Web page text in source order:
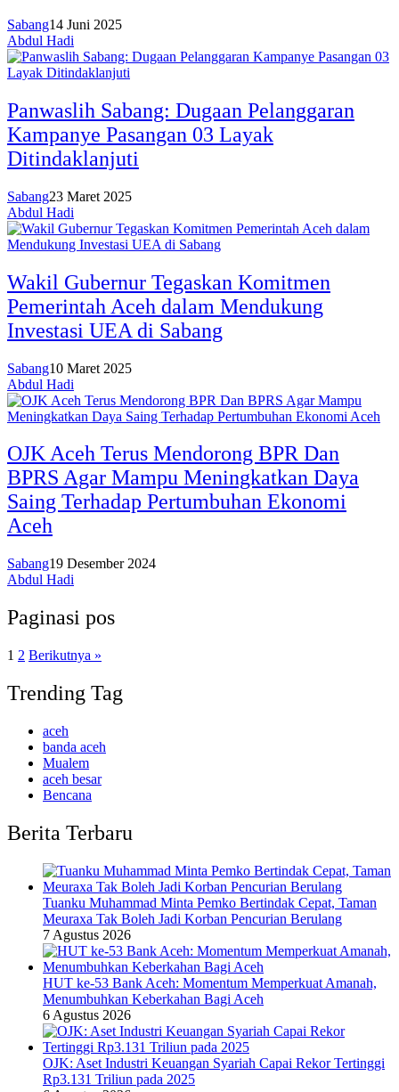
Sabang14 Juni 2025
Abdul Hadi
Panwaslih Sabang: Dugaan Pelanggaran
Kampanye Pasangan 03 Layak
Ditindaklanjuti
Sabang23 Maret 2025
Abdul Hadi
Wakil Gubernur Tegaskan Komitmen
Pemerintah Aceh dalam Mendukung
Investasi UEA di Sabang
Sabang10 Maret 2025
Abdul Hadi
OJK Aceh Terus Mendorong BPR Dan
BPRS Agar Mampu Meningkatkan Daya
Saing Terhadap Pertumbuhan Ekonomi
Aceh
Sabang19 Desember 2024
Abdul Hadi
Paginasi pos
1 2 Berikutnya »
Trending Tag
aceh
banda aceh
Mualem
aceh besar
Bencana
Berita Terbaru
Tuanku Muhammad Minta Pemko Bertindak Cepat, Taman
Meuraxa Tak Boleh Jadi Korban Pencurian Berulang
7 Agustus 2026
HUT ke-53 Bank Aceh: Momentum Memperkuat Amanah,
Menumbuhkan Keberkahan Bagi Aceh
6 Agustus 2026
OJK: Aset Industri Keuangan Syariah Capai Rekor Tertinggi
Rp3.131 Triliun pada 2025